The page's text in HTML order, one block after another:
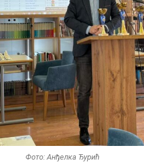
Фото: Анђелка Ђурић